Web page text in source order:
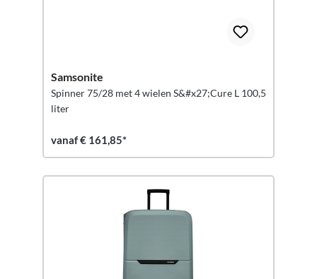
Samsonite
Spinner 75/28 met 4 wielen S&#x27;Cure L 100,5
liter
vanaf € 161,85*